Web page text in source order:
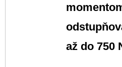
až do 750